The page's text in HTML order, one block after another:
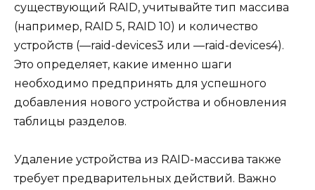
существующий RAID, учитывайте тип массива
(например, RAID 5, RAID 10) и количество
устройств (—raid-devices3 или —raid-devices4).
Это определяет, какие именно шаги
необходимо предпринять для успешного
добавления нового устройства и обновления
таблицы разделов.
Удаление устройства из RAID-массива также
требует предварительных действий. Важно